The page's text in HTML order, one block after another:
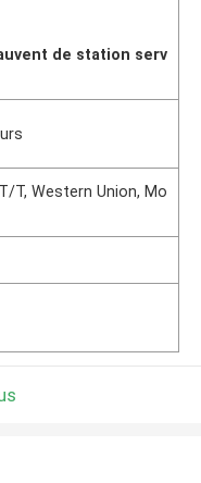
de station serv
T, Western Union, Mo